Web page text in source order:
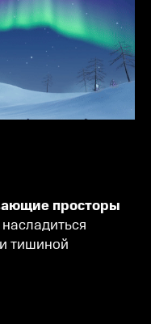
просторы
тишиной